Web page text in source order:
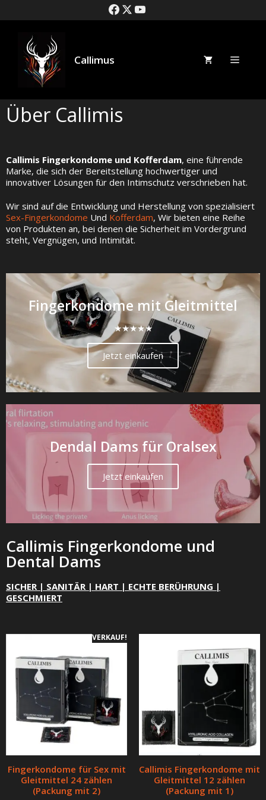
Callimus
Über Callimis
Callimis Fingerkondome und Kofferdam, eine führende
Marke, die sich der Bereitstellung hochwertiger und
innovativer Lösungen für den Intimschutz verschrieben hat.
Wir sind auf die Entwicklung und Herstellung von spezialisiert
Sex-Fingerkondome Und Kofferdam, Wir bieten eine Reihe
von Produkten an, bei denen die Sicherheit im Vordergrund
steht, Vergnügen, und Intimität.
Fingerkondome mit Gleitmittel
★★★★★
Jetzt einkaufen
Dendal Dams für Oralsex
Jetzt einkaufen
Callimis Fingerkondome und
Dental Dams
SICHER | SANITÄR | HART | ECHTE BERÜHRUNG |
GESCHMIERT
VERKAUF!
Fingerkondome für Sex mit
Gleitmittel 24 zählen
(Packung mit 2)
Callimis Fingerkondome mit
Gleitmittel 12 zählen
(Packung mit 1)